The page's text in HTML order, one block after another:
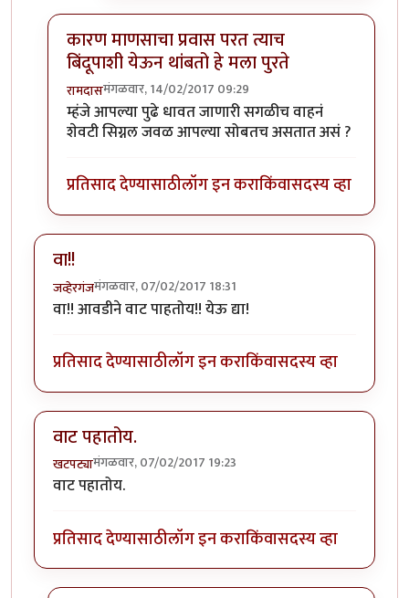
कारण माणसाचा प्रवास परत त्याच
बिंदूपाशी येऊन थांबतो हे मला पुरते
रामदासमंगळवार, 14/02/2017 09:29
In reply toआता यावरुन जर एखादी मुंगीbyआदूबाळ
म्हंजे आपल्या पुढे धावत जाणारी सगळीच वाहनं
शेवटी सिग्नल जवळ आपल्या सोबतच असतात असं ?
प्रतिसाद देण्यासाठीलॉग इन कराकिंवासदस्य व्हा
वा!!
जव्हेरगंजमंगळवार, 07/02/2017 18:31
वा!! आवडीने वाट पाहतोय!! येऊ द्या!
प्रतिसाद देण्यासाठीलॉग इन कराकिंवासदस्य व्हा
वाट पहातोय.
खटपट्यामंगळवार, 07/02/2017 19:23
वाट पहातोय.
प्रतिसाद देण्यासाठीलॉग इन कराकिंवासदस्य व्हा